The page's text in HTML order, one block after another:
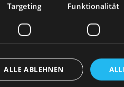
Super-Premium-
abgestimmt wurde.
Von den
das Futter einen optimalen
des Lernens und
Targeting Funktionalität
ALLE ABLEHNEN